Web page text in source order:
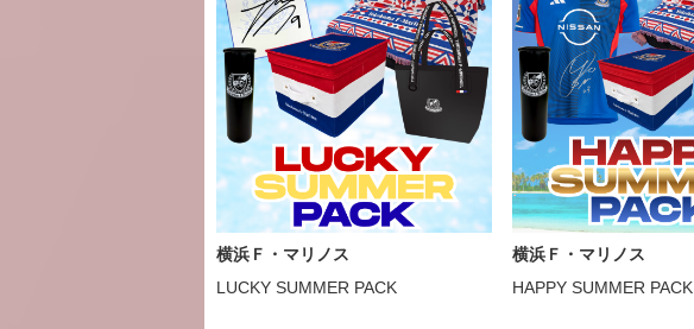
横浜Ｆ・マリノス
LUCKY SUMMER PACK
横浜Ｆ・マリノス
HAPPY SUMMER PACK